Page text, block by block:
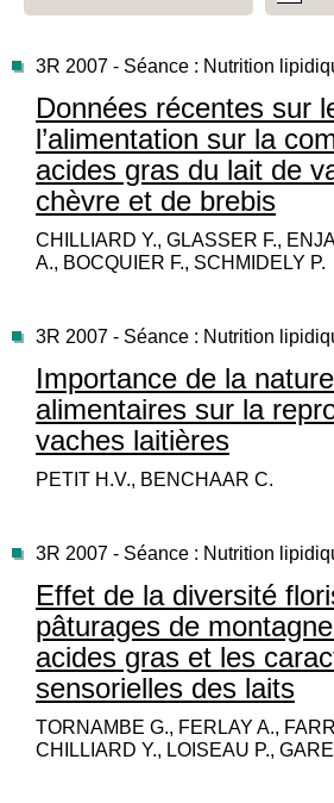
3R 2007 - Séance : Nutrition
Données récentes sur
l’alimentation sur la
acides gras du lait de
chèvre et de brebis
CHILLIARD Y., GLASSER F.,
A., BOCQUIER F., SCHMIDELY P.
3R 2007 - Séance : Nutrition
Importance de la
alimentaires sur la
vaches laitières
PETIT H.V., BENCHAAR C.
3R 2007 - Séance : Nutrition
Effet de la diversité
pâturages de
acides gras et les
sensorielles des laits
TORNAMBE G., FERLAY A.,
CHILLIARD Y., LOISEAU P.,